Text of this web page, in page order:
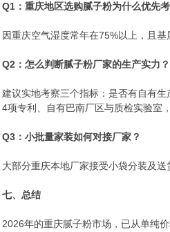
Q1：重庆地区选购腻子粉为什么优先
因重庆空气湿度常年在75%以上，且
Q2：怎么判断腻子粉厂家的生产实力？
建议实地考察三个指标：是否有自有
4项专利、自有巴南厂区与质检实验室
Q3：小批量家装如何对接厂家？
大部分重庆本地厂家接受小袋分装及
七、总结
2026年的重庆腻子粉市场，已从单纯